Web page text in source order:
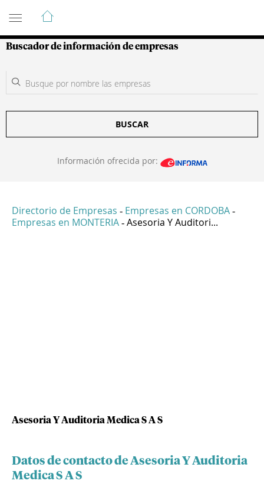
Guía de Empresas Colombianas
Buscador de información de empresas
BUSCAR
Información ofrecida por:
Directorio de Empresas - Empresas en CORDOBA -
Empresas en MONTERIA - Asesoria Y Auditori...
Asesoria Y Auditoria Medica S A S
Datos de contacto de Asesoria Y Auditoria
Medica S A S